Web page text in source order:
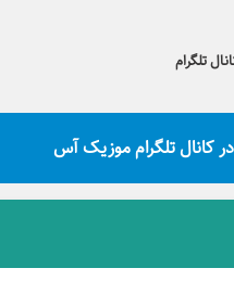
تلگرام
کانال تلگرام موزیک آس